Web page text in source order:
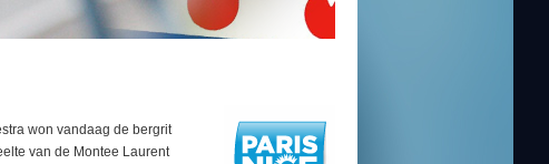
won vandaag de bergrit
van de Montee Laurent